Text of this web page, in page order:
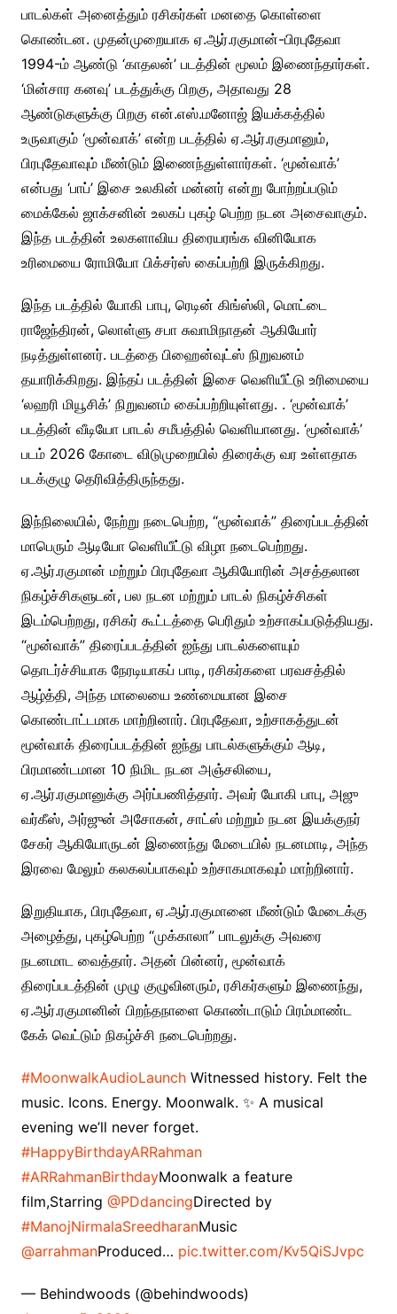
பாடல்கள் அனைத்தும் ரசிகர்கள் மனதை கொள்ளை
கொண்டன. முதன்முறையாக ஏ.ஆர்.ரகுமான்-பிரபுதேவா
1994-ம் ஆண்டு ‘காதலன்’ படத்தின் மூலம் இணைந்தார்கள்.
‘மின்சார கனவு’ படத்துக்கு பிறகு, அதாவது 28
ஆண்டுகளுக்கு பிறகு என்.எஸ்.மனோஜ் இயக்கத்தில்
உருவாகும் ‘மூன்வாக்’ என்ற படத்தில் ஏ.ஆர்.ரகுமானும்,
பிரபுதேவாவும் மீண்டும் இணைந்துள்ளார்கள். ‘மூன்வாக்’
என்பது ‘பாப்’ இசை உலகின் மன்னர் என்று போற்றப்படும்
மைக்கேல் ஜாக்சனின் உலகப் புகழ் பெற்ற நடன அசைவாகும்.
இந்த படத்தின் உலகளாவிய திரையரங்க வினியோக
உரிமையை ரோமியோ பிக்சர்ஸ் கைப்பற்றி இருக்கிறது.
இந்த படத்தில் யோகி பாபு, ரெடின் கிங்ஸ்லி, மொட்டை
ராஜேந்திரன், லொள்ளு சபா சுவாமிநாதன் ஆகியோர்
நடித்துள்ளனர். படத்தை பிஹைன்வுட்ஸ் நிறுவனம்
தயாரிக்கிறது. இந்தப் படத்தின் இசை வெளியீட்டு உரிமையை
‘லஹரி மியூசிக்’ நிறுவனம் கைப்பற்றியுள்ளது. . ‘மூன்வாக்’
படத்தின் வீடியோ பாடல் சமீபத்தில் வெளியானது. ‘மூன்வாக்’
படம் 2026 கோடை விடுமுறையில் திரைக்கு வர உள்ளதாக
படக்குழு தெரிவித்திருந்தது.
இந்நிலையில், நேற்று நடைபெற்ற, “மூன்வாக்” திரைப்படத்தின்
மாபெரும் ஆடியோ வெளியீட்டு விழா நடைபெற்றது.
ஏ.ஆர்.ரகுமான் மற்றும் பிரபுதேவா ஆகியோரின் அசத்தலான
நிகழ்ச்சிகளுடன், பல நடன மற்றும் பாடல் நிகழ்ச்சிகள்
இடம்பெற்றது, ரசிகர் கூட்டத்தை பெரிதும் உற்சாகப்படுத்தியது.
“மூன்வாக்” திரைப்படத்தின் ஐந்து பாடல்களையும்
தொடர்ச்சியாக நேரடியாகப் பாடி, ரசிகர்களை பரவசத்தில்
ஆழ்த்தி, அந்த மாலையை உண்மையான இசை
கொண்டாட்டமாக மாற்றினார். பிரபுதேவா, உற்சாகத்துடன்
மூன்வாக் திரைப்படத்தின் ஐந்து பாடல்களுக்கும் ஆடி,
பிரமாண்டமான 10 நிமிட நடன அஞ்சலியை,
ஏ.ஆர்.ரகுமானுக்கு அர்ப்பணித்தார். அவர் யோகி பாபு, அஜு
வர்கீஸ், அர்ஜுன் அசோகன், சாட்ஸ் மற்றும் நடன இயக்குநர்
சேகர் ஆகியோருடன் இணைந்து மேடையில் நடனமாடி, அந்த
இரவை மேலும் கலகலப்பாகவும் உற்சாகமாகவும் மாற்றினார்.
இறுதியாக, பிரபுதேவா, ஏ.ஆர்.ரகுமானை மீண்டும் மேடைக்கு
அழைத்து, புகழ்பெற்ற “முக்காலா” பாடலுக்கு அவரை
நடனமாட வைத்தார். அதன் பின்னர், மூன்வாக்
திரைப்படத்தின் முழு குழுவினரும், ரசிகர்களும் இணைந்து,
ஏ.ஆர்.ரகுமானின் பிறந்தநாளை கொண்டாடும் பிரம்மாண்ட
கேக் வெட்டும் நிகழ்ச்சி நடைபெற்றது.
#MoonwalkAudioLaunchWitnessed history. Felt the
music. Icons. Energy. Moonwalk. ✨ A musical
evening we’ll never forget.
#HappyBirthdayARRahman
#ARRahmanBirthdayMoonwalk a feature
film,Starring @PDdancingDirected by
#ManojNirmalaSreedharanMusic
@arrahmanProduced… pic.twitter.com/Kv5QiSJvpc
— Behindwoods (@behindwoods)